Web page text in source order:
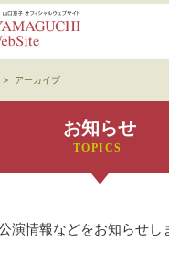
> アーカイブ
お知らせ
演情報などをお知らせし